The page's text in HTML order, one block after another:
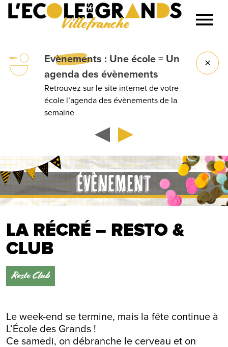
Villefranche
Lancer la recherche
Evènements: Une école = Un
agenda des évènements
Retrouvez sur le site internet de votre
école l’agenda des évènements de la
semaine
ÉVÈNEMENT
LA RÉCRÉ – RESTO &
CLUB
Resto Club
Le week-end se termine, mais la fête continue à
L’École des Grands !
Ce samedi, on débranche le cerveau et on